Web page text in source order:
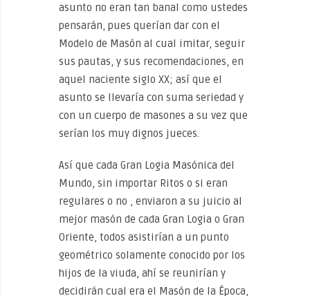
asunto no eran tan banal como ustedes
pensarán, pues querían dar con el
Modelo de Masón al cual imitar, seguir
sus pautas, y sus recomendaciones, en
aquel naciente siglo XX; así que el
asunto se llevaría con suma seriedad y
con un cuerpo de masones a su vez que
serían los muy dignos jueces.
Así que cada Gran Logia Masónica del
Mundo, sin importar Ritos o si eran
regulares o no , enviaron a su juicio al
mejor masón de cada Gran Logia o Gran
Oriente, todos asistirían a un punto
geométrico solamente conocido por los
hijos de la viuda, ahí se reunirían y
decidirán cual era el Masón de la Época,